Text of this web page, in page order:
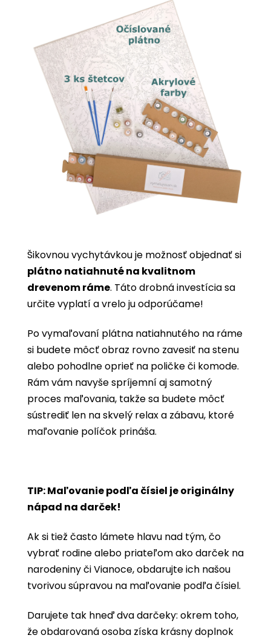
Šikovnou vychytávkou je možnosť objednať si
plátno natiahnuté na kvalitnom
drevenom ráme. Táto drobná investícia sa
určite vyplatí a vrelo ju odporúčame!
Po vymaľovaní plátna natiahnutého na ráme
si budete môcť obraz rovno zavesiť na stenu
alebo pohodlne oprieť na poličke či komode.
Rám vám navyše spríjemní aj samotný
proces maľovania, takže sa budete môcť
sústrediť len na skvelý relax a zábavu, ktoré
maľovanie políčok prináša.
TIP: Maľovanie podľa čísiel je originálny
nápad na darček!
Ak si tiež často lámete hlavu nad tým, čo
vybrať rodine alebo priateľom ako darček na
narodeniny či Vianoce, obdarujte ich našou
tvorivou súpravou na maľovanie podľa čísiel.
Darujete tak hneď dva darčeky: okrem toho,
že obdarovaná osoba získa krásny doplnok